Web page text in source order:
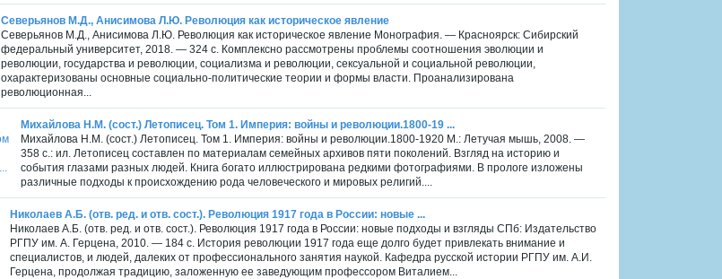
Северьянов М.Д., Анисимова Л.Ю. Революция как историческое явление
Северьянов М.Д., Анисимова Л.Ю. Революция как историческое явление Монография. — Красноярск: Сибирский
федеральный университет, 2018. — 324 с. Комплексно рассмотрены проблемы соотношения эволюции и
революции, государства и революции, социализма и революции, сексуальной и социальной революции,
охарактеризованы основные социально-политические теории и формы власти. Проанализирована
революционная...
Михайлова Н.М. (сост.) Летописец. Том 1. Империя: войны и революции.1800-19 ...
Михайлова Н.М. (сост.) Летописец. Том 1. Империя: войны и революции.1800-1920 М.: Летучая мышь, 2008. —
358 с.: ил. Летописец составлен по материалам семейных архивов пяти поколений. Взгляд на историю и
события глазами разных людей. Книга богато иллюстрирована редкими фотографиями. В прологе изложены
различные подходы к происхождению рода человеческого и мировых религий....
Николаев А.Б. (отв. ред. и отв. сост.). Революция 1917 года в России: новые ...
Николаев А.Б. (отв. ред. и отв. сост.). Революция 1917 года в России: новые подходы и взгляды СПб: Издательство
РГПУ им. А. Герцена, 2010. — 184 с. История революции 1917 года еще долго будет привлекать внимание и
специалистов, и людей, далеких от профессионального занятия наукой. Кафедра русской истории РГПУ им. А.И.
Герцена, продолжая традицию, заложенную ее заведующим профессором Виталием...